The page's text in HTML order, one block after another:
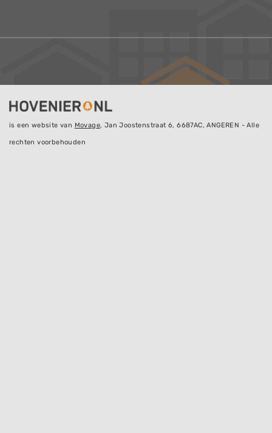
is een website van Movage, Jan Joostenstraat 6, 6687AC, ANGEREN - Alle
rechten voorbehouden